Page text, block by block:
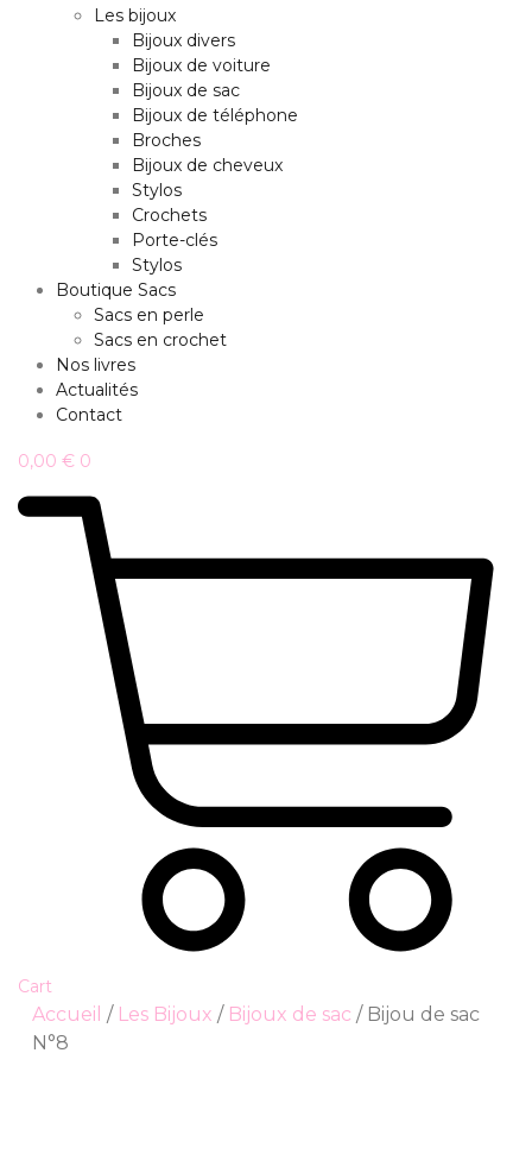
Les bijoux
Bijoux divers
Bijoux de voiture
Bijoux de sac
Bijoux de téléphone
Broches
Bijoux de cheveux
Stylos
Crochets
Porte-clés
Stylos
Boutique Sacs
Sacs en perle
Sacs en crochet
Nos livres
Actualités
Contact
0,00 € 0
Cart
Accueil / Les Bijoux / Bijoux de sac / Bijou de sac
N°8